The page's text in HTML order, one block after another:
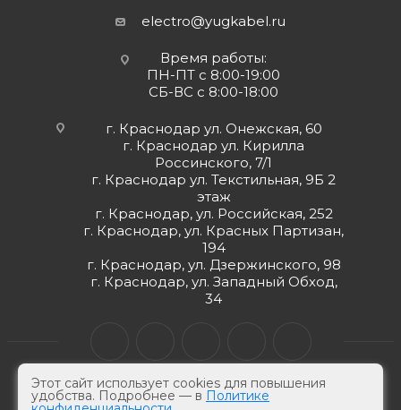
electro@yugkabel.ru
Время работы:
ПН-ПТ с 8:00-19:00
СБ-ВС с 8:00-18:00
г. Краснодар ул. Онежская, 60
г. Краснодар ул. Кирилла
Россинского, 7/1
г. Краснодар ул. Текстильная, 9Б 2
этаж
г. Краснодар, ул. Российская, 252
г. Краснодар, ул. Красных Партизан,
194
г. Краснодар, ул. Дзержинского, 98
г. Краснодар, ул. Западный Обход,
34
Этот сайт использует cookies для повышения
удобства. Подробнее — в Политике